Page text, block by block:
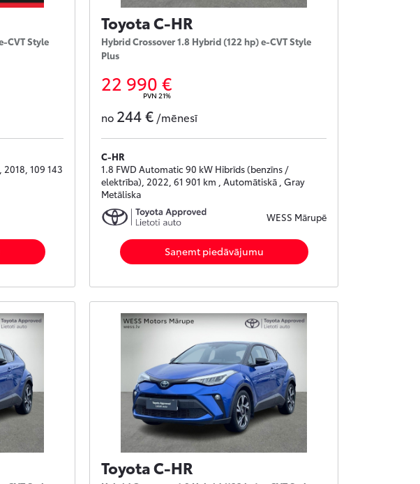
CVT Style
109 143
Toyota C-HR
Hybrid Crossover 1.8 Hybrid (122 hp) e-CVT Style
Plus
22 990 €
PVN 21%
no 244 € /mēnesī
C-HR
1.8 FWD Automatic 90 kW Hibrīds (benzīns /
elektrība), 2022, 61 901 km , Automātiskā , Gray
Metāliska
WESS Mārupē
Saņemt piedāvājumu
Toyota C-HR